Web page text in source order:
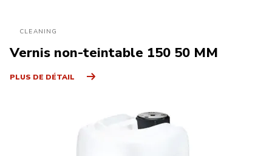
CLEANING
Vernis non-teintable 150 50 MM
PLUS DE DÉTAIL